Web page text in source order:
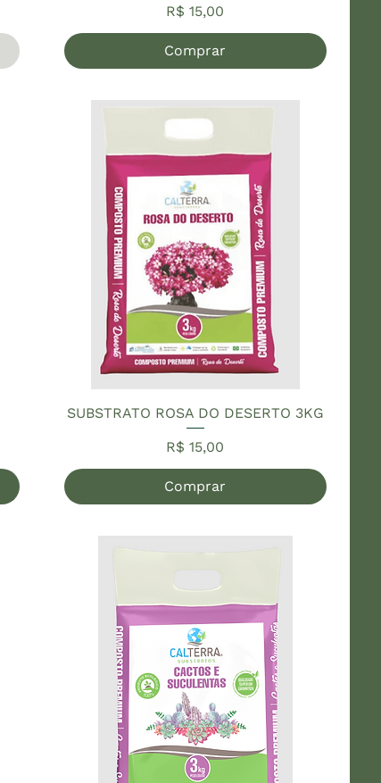
Preço
R$ 15,00
Comprar
SUBSTRATO ROSA DO DESERTO 3KG
Preço
R$ 15,00
Comprar